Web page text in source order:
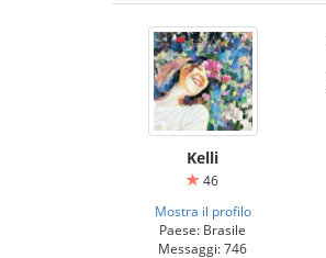
Kelli
46
Mostra il profilo
Paese: Brasile
Messaggi: 746